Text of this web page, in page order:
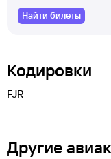
Найти билеты
Кодировки
FJR
Другие